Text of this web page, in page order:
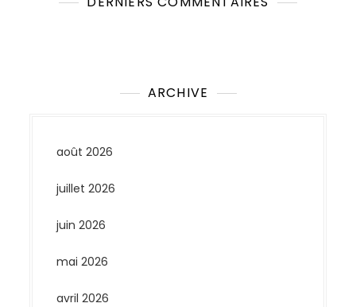
ARCHIVE
août 2026
juillet 2026
juin 2026
mai 2026
avril 2026